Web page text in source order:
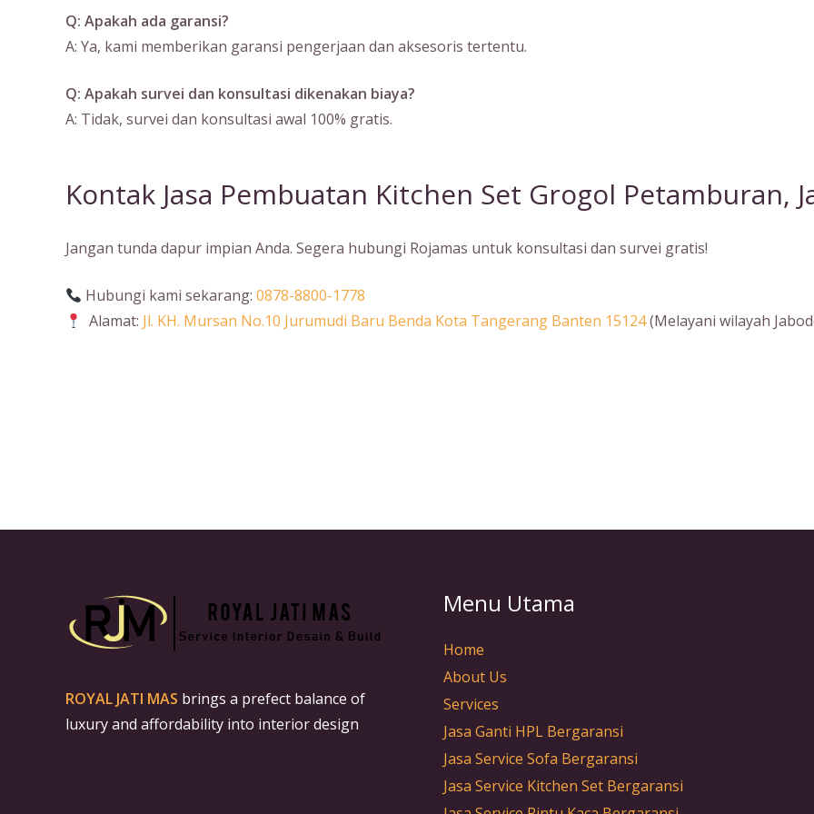
Q: Apakah ada garansi?
A: Ya, kami memberikan garansi pengerjaan dan aksesoris tertentu.
Q: Apakah survei dan konsultasi dikenakan biaya?
A: Tidak, survei dan konsultasi awal 100% gratis.
Kontak Jasa Pembuatan Kitchen Set Grogol Petamburan,
Jangan tunda dapur impian Anda. Segera hubungi Rojamas untuk konsultasi dan survei gratis!
Hubungi kami sekarang:0878-8800-1778
Alamat: Jl. KH. Mursan No.10 Jurumudi Baru Benda Kota Tangerang Banten 15124(Melayani wilayah
ROYAL JATI MAS brings a prefect balance of
luxury and affordability into interior design
Menu Utama
Home
About Us
Services
Jasa Ganti HPL Bergaransi
Jasa Service Sofa Bergaransi
Jasa Service Kitchen Set Bergaransi